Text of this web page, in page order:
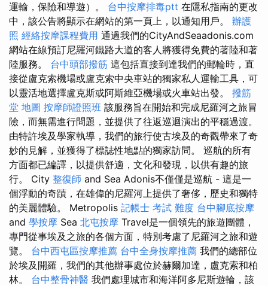
運輸，保險和導遊）。 台中按摩排毒ptt 在隱私指南的更改
中，該公告將顯示在網站的第一頁上，以通知用戶。 辦護
照 經絡按摩課程費用 通過我們的CityAndSeaadonis.com
網站在線預訂尼羅河鐵路大道的客人將獲得免費的著陸和著
陸服務。 台中頭部撥筋 這包括直接到達我們的郵輪時，直
接從盧克索機場或盧克索中央車站的獨家私人運輸工具，可
以靈活地選擇盧克斯或阿斯維亞機場或火車站出發。 撥筋
堂 地圖 按摩師證照班 該服務旨在開始和完成尼羅河之旅冒
險，而無需進行問題，並提供了往返巡迴演出的平穩過渡。
由特許埃及學家執導，我們的旅行使古埃及的奇觀帶來了奇
妙的見解，並獲得了標誌性地點的獨家訪問。 巡航的所有
方面都已編譯，以提供舒適，文化和發現，以供有趣的旅
行。 City 整復師 and Sea Adonis不僅僅是巡航 - 這是一
個浮動的奇蹟，在雄偉的尼羅河上提供了奢侈，歷史和獨特
的美麗體驗。 Metropolis 記帳士 考試 難度 台中腳底按摩
and 學按摩 Sea 北屯按摩 Travel是一個領先的旅遊團體，
專門從事埃及之旅的各個方面，特別考慮了尼羅河之旅和遊
覽。 台中西屯區按摩推薦 台中全身按摩推薦 我們的總部位
於埃及開羅，我們的其他辦事處位於赫爾加達，盧克索和柏
林。 台中整骨神醫 我們處理城市和海洋阿多尼斯遊輪，該